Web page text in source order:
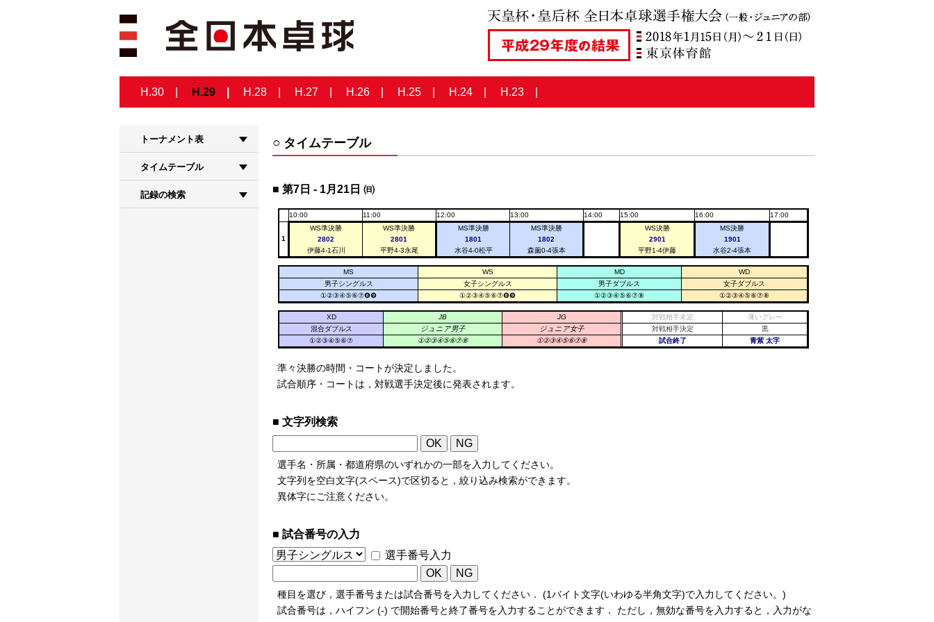
H.30 H.29 H.28 H.27 H.26 H.25 H.24 H.23
トーナメント表
タイムテーブル
記録の検索
タイムテーブル
第7日 - 1月21日 ㈰
10:00 11:00 12:00 13:00 14:00 15:00 16:00 17:00
1
WS準決勝
2802
伊藤4-1石川
WS準決勝
2801
平野4-3永尾
MS準決勝
1801
水谷4-0松平
MS準決勝
1802
森薗0-4張本
WS決勝
2901
平野1-4伊藤
MS決勝
1901
水谷2-4張本
MS WS MD
WD
男子シングルス
女子シングルス 男子ダブルス
女子ダブルス
①②③④⑤⑥⑦❽❾
①②③④⑤⑥⑦❽❾ ①②③④⑤⑥⑦⑧ ①②③④⑤⑥⑦⑧
XD JB JG 対戦相手未定
薄いグレー
混合ダブルス
ジュニア男子 ジュニア女子 対戦相手決定
黒
①②③④⑤⑥⑦
①②③④⑤⑥⑦⑧ ①②③④⑤⑥⑦⑧ 試合終了 青紫 太字
準々決勝の時間・コートが決定しました。
試合順序・コートは，対戦選手決定後に発表されます。
文字列検索
選手名・所属・都道府県のいずれかの一部を入力してください。
文字列を空白文字(スペース)で区切ると，絞り込み検索ができます。
異体字にご注意ください。
試合番号の入力
選手番号入力
種目を選び，選手番号または試合番号を入力してください． (1バイト文字(いわゆる半角文字)で入力してください。)
試合番号は，ハイフン (-) で開始番号と終了番号を入力することができます． ただし，無効な番号を入力すると，入力がな